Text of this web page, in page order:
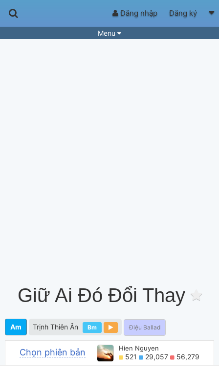
Đăng nhập Đăng ký
Menu
Giữ Ai Đó Đổi Thay
Am Trịnh Thiên Ân Bm Điệu Ballad
Chọn phiên bản Hien Nguyen
521 29,057 56,279